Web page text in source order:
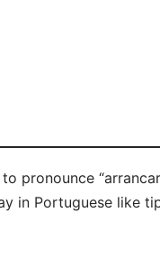
pronounce
in Portuguese like